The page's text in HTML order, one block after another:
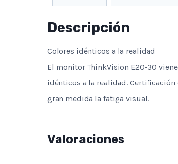
Descripción
Colores idénticos a la realidad
El monitor ThinkVision E20-30
idénticos a la realidad. Certificación
gran medida la fatiga visual.
Valoraciones